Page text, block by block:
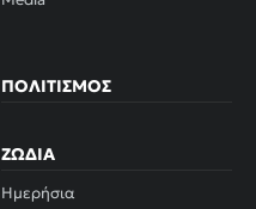
ΠΟΛΙΤΙΣΜΌΣ
ΖΏΔΙΑ
Ημερήσια